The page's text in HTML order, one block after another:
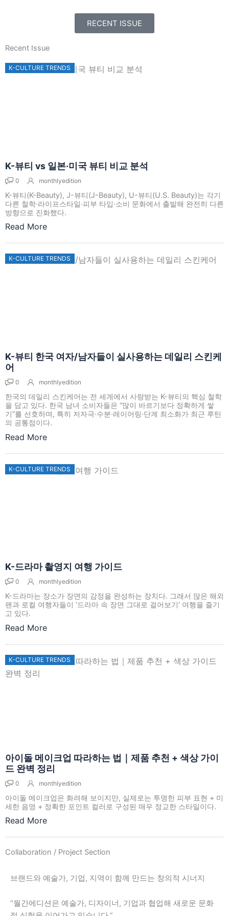
RECENT ISSUE
Recent Issue
K-CULTURE TRENDS
K-뷰티 vs 일본·미국 뷰티 비교 분석
0 monthlyedition
K-뷰티(K-Beauty), J-뷰티(J-Beauty), U-뷰티(U.S. Beauty)는 각기
다른 철학·라이프스타일·피부 타입·소비 문화에서 출발해 완전히 다른
방향으로 진화했다.
Read More
K-CULTURE TRENDS
K-뷰티 한국 여자/남자들이 실사용하는 데일리 스킨케
어
0 monthlyedition
한국의 데일리 스킨케어는 전 세계에서 사랑받는 K-뷰티의 핵심 철학
을 담고 있다. 한국 남녀 소비자들은 “많이 바르기보다 정확하게 쌓
기”를 선호하며, 특히 저자극·수분·레이어링·단계 최소화가 최근 루틴
의 공통점이다.
Read More
K-CULTURE TRENDS
K-드라마 촬영지 여행 가이드
0 monthlyedition
K-드라마는 장소가 장면의 감정을 완성하는 장치다. 그래서 많은 해외
팬과 로컬 여행자들이 ‘드라마 속 장면 그대로 걸어보기’ 여행을 즐기
고 있다.
Read More
K-CULTURE TRENDS
아이돌 메이크업 따라하는 법｜제품 추천 + 색상 가이
드 완벽 정리
0 monthlyedition
아이돌 메이크업은 화려해 보이지만, 실제로는 투명한 피부 표현 + 미
세한 음영 + 정확한 포인트 컬러로 구성된 매우 정교한 스타일이다.
Read More
Collaboration / Project Section
브랜드와 예술가, 기업, 지역이 함께 만드는 창의적 시너지
“월간에디션은 예술가, 디자이너, 기업과 협업해 새로운 문화